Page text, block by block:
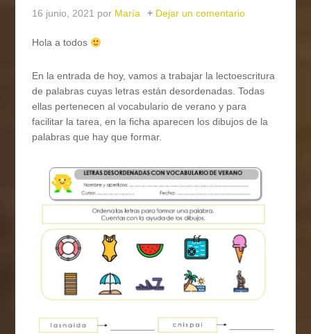
16 junio, 2021 por María Dejar un comentario
Hola a todos
En la entrada de hoy, vamos a trabajar la lectoescritura
de palabras cuyas letras están desordenadas. Todas
ellas pertenecen al vocabulario de verano y para
facilitar la tarea, en la ficha aparecen los dibujos de la
palabras que hay que formar.